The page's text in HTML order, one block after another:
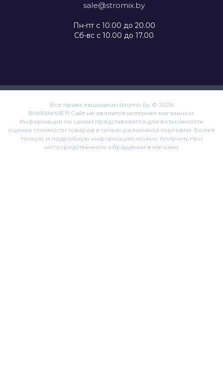
sale@stromix.by
Пн-пт с 10.00 до 20.00
Сб-вс с 10.00 до 17.00
Все права защищены stromix.by © 2026
ВНИМАНИЕ!!! Сайт не является интернет-магазином.
Информация по ценам представляется для возможности
оценки стоимости товаров в точках розничной торговли. Более
точную и подробную информацию можно получить при
непосредственном обращении в магазин.